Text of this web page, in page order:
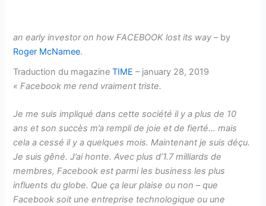
an early investor on how FACEBOOK lost its way – by
Roger McNamee.
Traduction du magazineTIME – january 28, 2019
« Facebook me rend vraiment triste.
Je me suis impliqué dans cette société il y a plus de 10
ans et son succès m’a rempli de joie et de fierté… mais
cela a cessé il y a quelques mois. Maintenant je suis déçu.
Je suis gêné. J’ai honte. Avec plus d’1.7 milliards de
membres, Facebook est parmi les business les plus
influents du globe. Que ça leur plaise ou non – que
Facebook soit une entreprise technologique ou une